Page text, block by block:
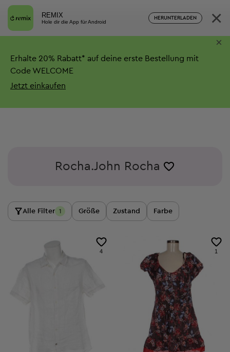
REMIX
Hole dir die App für Android
HERUNTERLADEN ×
Erhalte 20% Rabatt* auf deine erste Bestellung mit
Code WELCOME
Jetzt einkaufen
×
Rocha.John Rocha
Alle Filter 1 Größe Zustand Farbe
4 1